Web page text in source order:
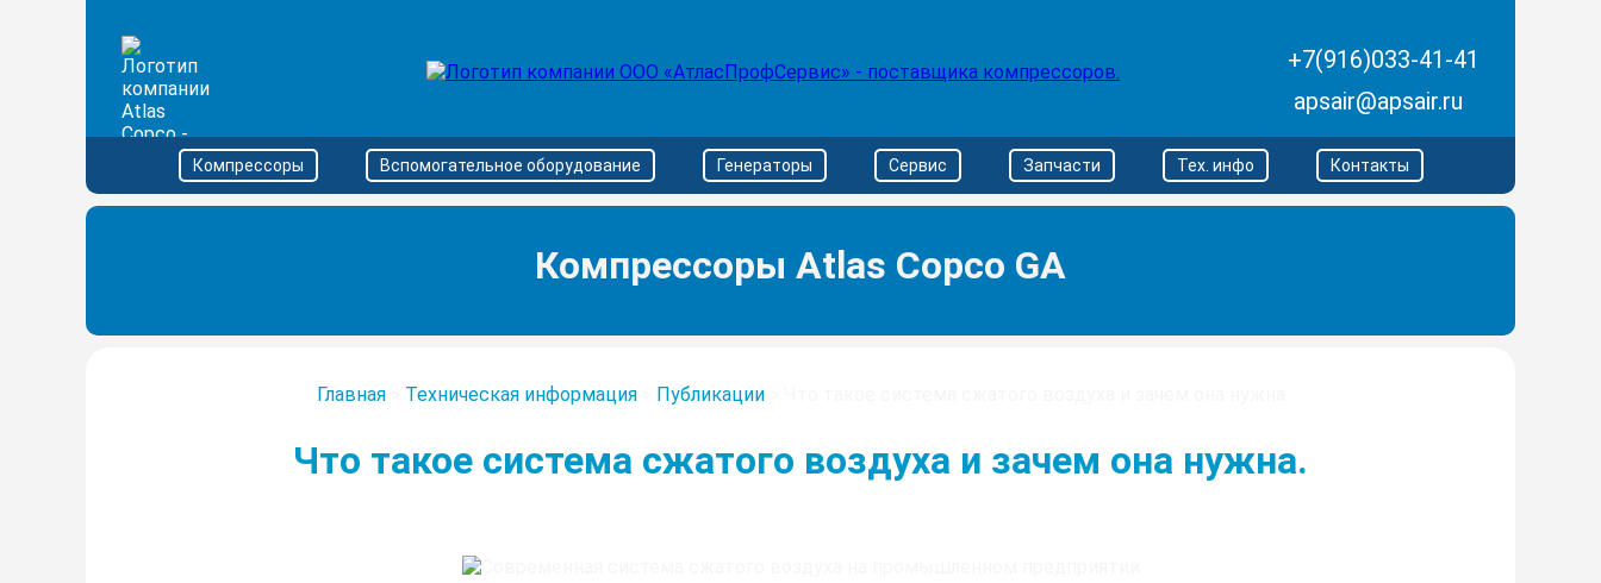
+7(916)033-41-41
apsair@apsair.ru
Компрессоры Вспомогательное оборудование Генераторы Сервис Запчасти Тех. инфо Контакты
Компрессоры Atlas Copco GA
Главная> Техническая информация> Публикации>
Что такое система сжатого воздуха и зачем она нужна.